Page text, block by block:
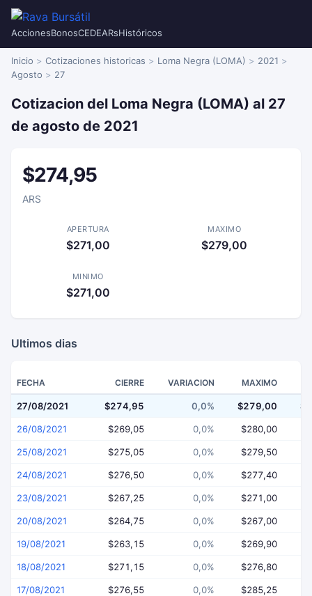
AccionesBonosCEDEARsHistóricos
Inicio Cotizaciones historicas Loma Negra (LOMA)
2021
Agosto
27
Cotizacion del Loma Negra (LOMA) al 27
de agosto de 2021
$274,95
ARS
APERTURA
$271,00
MAXIMO
$279,00
MINIMO
$271,00
Ultimos dias
FECHA CIERRE VARIACION MAXIMO
27/08/2021 $274,95 0,0% $279,00
26/08/2021 $269,05 0,0% $280,00
25/08/2021 $275,05 0,0% $279,50
24/08/2021 $276,50 0,0% $277,40
23/08/2021 $267,25 0,0% $271,00
20/08/2021 $264,75 0,0% $267,00
19/08/2021 $263,15 0,0% $269,90
18/08/2021 $271,15 0,0% $276,80
17/08/2021 $276,55 0,0% $285,25